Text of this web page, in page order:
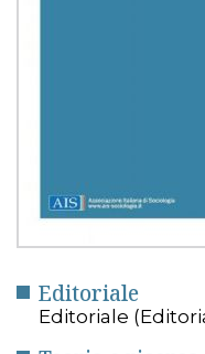
Editoriale
Editoriale